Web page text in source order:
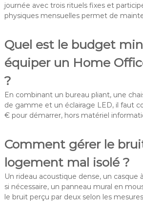
journée avec trois rituels fixes et
physiques mensuelles permet de
Quel est le budget
équiper un Home
?
En combinant un bureau pliant, une
de gamme et un éclairage LED, il faut
€ pour démarrer, hors matériel
Comment gérer le
logement mal isolé ?
Un rideau acoustique dense, un casque
si nécessaire, un panneau mural en
le bruit perçu par deux selon les mesures